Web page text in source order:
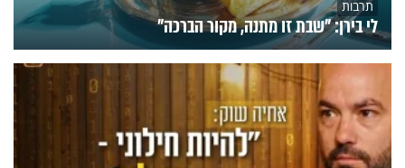
תרבות
לי בירן: "שבת זו מתנה, מקור הברכה"